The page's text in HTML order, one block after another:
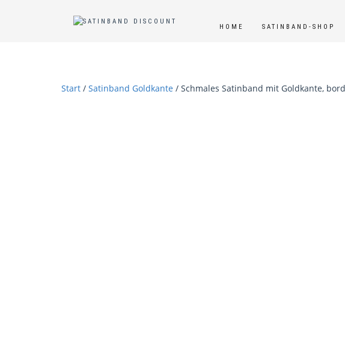
HOME SATINBAND-SHOP
Start / Satinband Goldkante / Schmales Satinband mit Goldkante,